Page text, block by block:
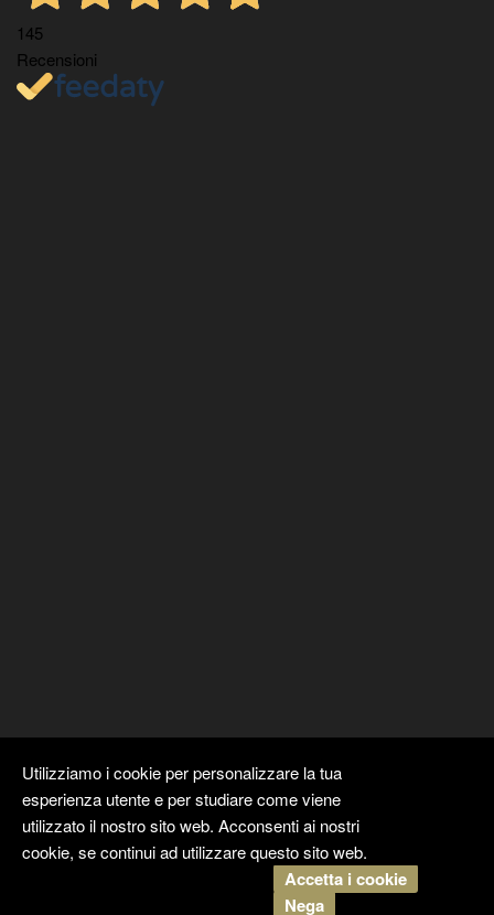
145
Recensioni
Kyuubi Cloud Solutionby STUDIO99. Tutti i diritti
Utilizziamo i cookie per personalizzare la tua
esperienza utente e per studiare come viene
utilizzato il nostro sito web. Acconsenti ai nostri
cookie, se continui ad utilizzare questo sito web.
Accetta i cookie
Nega